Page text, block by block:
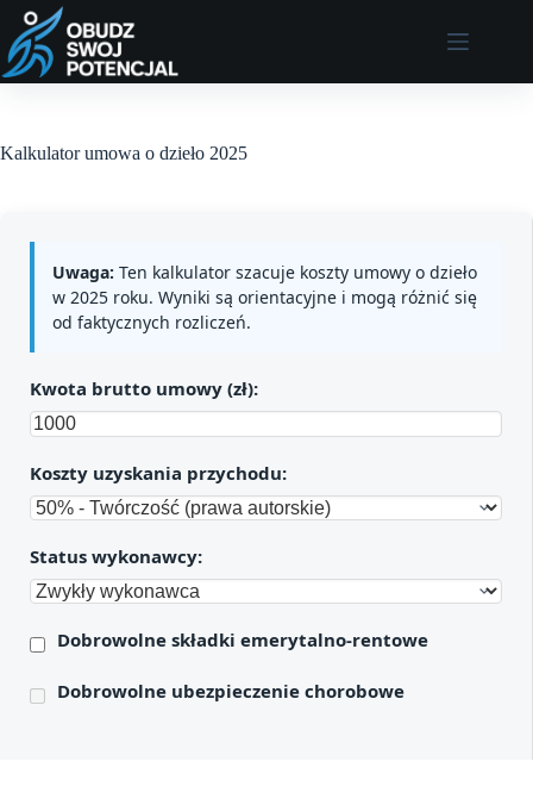
Przejdź
treści
Kalkulator umowa o dzieło 2025
Uwaga: Ten kalkulator szacuje koszty umowy o dzieło
w 2025 roku. Wyniki są orientacyjne i mogą różnić się
od faktycznych rozliczeń.
Kwota brutto umowy (zł):
Koszty uzyskania przychodu:
Status wykonawcy:
Dobrowolne składki emerytalno-rentowe
Dobrowolne ubezpieczenie chorobowe